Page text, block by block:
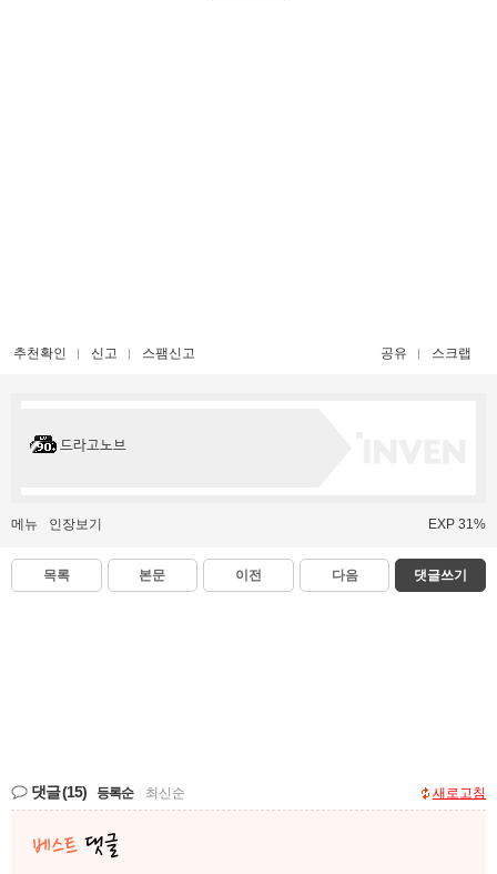
추천확인 신고 스팸신고 공유 스크랩
드라고노브
메뉴 인장보기 EXP 31%
목록 본문 이전 다음 댓글쓰기
댓글(15) 등록순 최신순 새로고침